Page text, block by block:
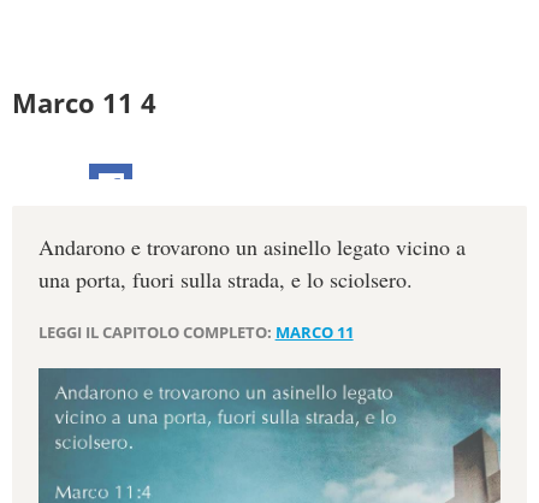
Marco 11 4
Andarono e trovarono un asinello legato vicino a
una porta, fuori sulla strada, e lo sciolsero.
LEGGI IL CAPITOLO COMPLETO: MARCO 11